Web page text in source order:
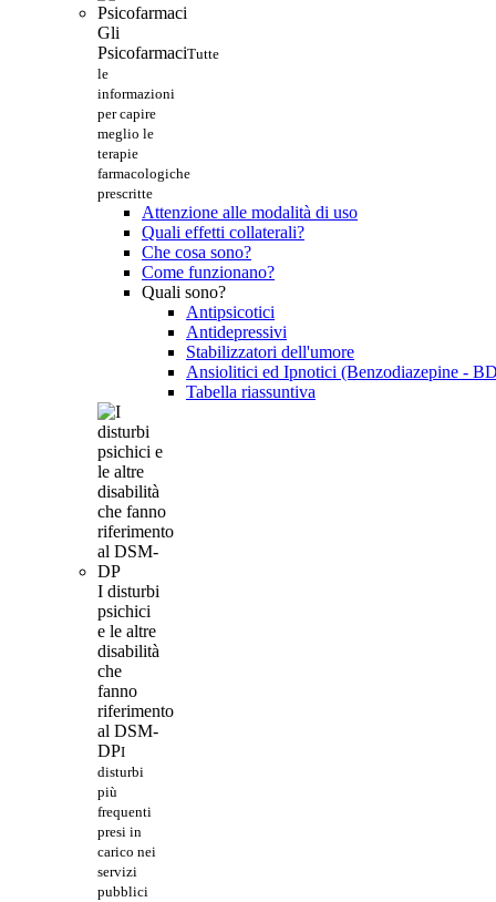
Gli
PsicofarmaciTutte
le
informazioni
per capire
meglio le
terapie
farmacologiche
prescritte
Attenzione alle modalità di uso
Quali effetti collaterali?
Che cosa sono?
Come funzionano?
Quali sono?
Antipsicotici
Antidepressivi
Stabilizzatori dell'umore
Ansiolitici ed Ipnotici (Benzodiazepine -
Tabella riassuntiva
I disturbi
psichici
e le altre
disabilità
che
fanno
riferimento
al DSM-
DPI
disturbi
più
frequenti
presi in
carico nei
servizi
pubblici